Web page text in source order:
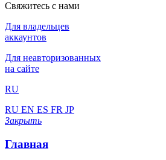
Свяжитесь с нами
Для владельцев
аккаунтов
Для неавторизованных
на сайте
RU
RU EN ES FR JP
Закрыть
Главная